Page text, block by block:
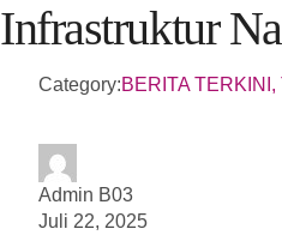
Infrastruktur
Category:BERITA TERKINI ,
Admin B03
Juli 22, 2025